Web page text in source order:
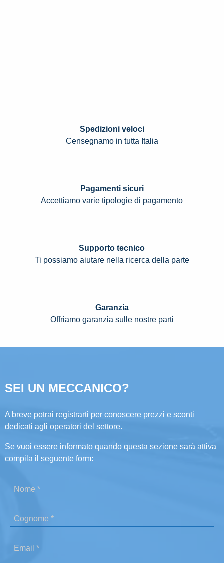
Spedizioni veloci
Censegnamo in tutta Italia
Pagamenti sicuri
Accettiamo varie tipologie di pagamento
Supporto tecnico
Ti possiamo aiutare nella ricerca della parte
Garanzia
Offriamo garanzia sulle nostre parti
SEI UN MECCANICO?
A breve potrai registrarti per conoscere prezzi e sconti
dedicati agli operatori del settore.
Se vuoi essere informato quando questa sezione sarà attiva
compila il seguente form: